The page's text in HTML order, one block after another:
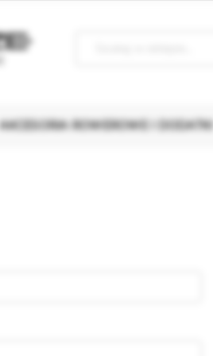
AKCESORIA ROWEROWE I DODATKI